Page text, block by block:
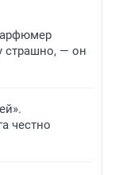
страшно, — он
честно